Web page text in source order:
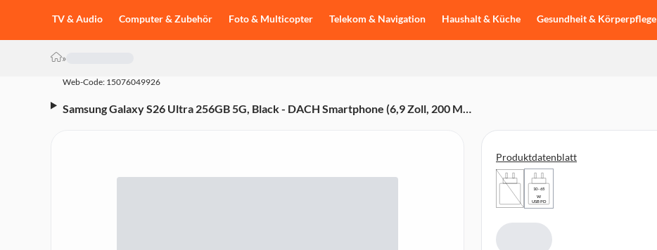
TV & Audio Computer & Zubehör Foto & Multicopter Telekom & Navigation Haushalt & Küche Gesundheit & Körperpflege
»
Web-Code: 15076049926
Samsung Galaxy S26 Ultra 256GB 5G, Black - DACH Smartphone (6,9 Zoll, 200 MP,
Produktdatenblatt
10 - 65
W
USB PD